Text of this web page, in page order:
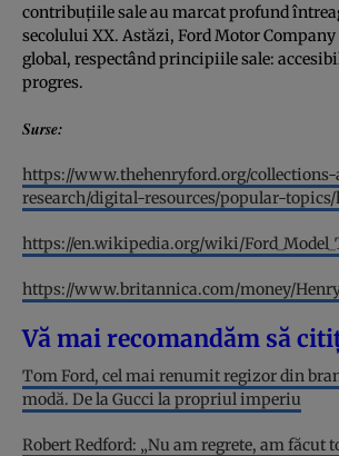
contribuțiile sale au marcat profund
secolului XX. Astăzi, Ford Motor
global, respectând principiile sale:
progres.
Surse:
https://www.thehenryford.org/
research/digital-resources/popular-
https://en.wikipedia.org/wiki/
https://www.britannica.com/money/
Vă mai recomandăm să
Tom Ford, cel mai renumit regizor din
modă. De la Gucci la propriul imperiu
Robert Redford: „Nu am regrete, am făcut